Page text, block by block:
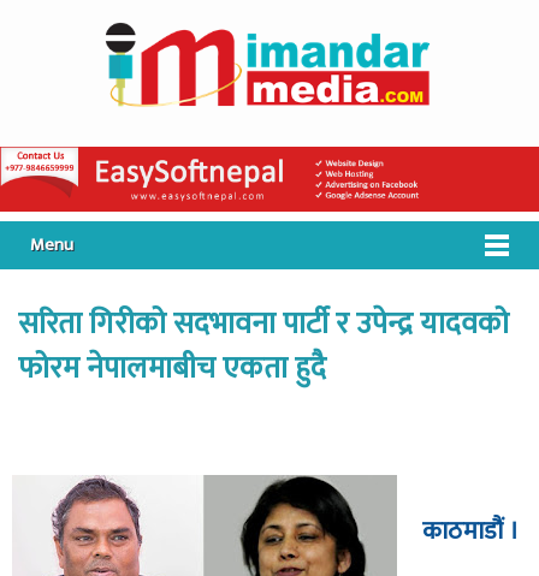
Menu
सरिता गिरीको सदभावना पार्टी र उपेन्द्र यादवको
फोरम नेपालमाबीच एकता हुदै
काठमाडौं ।